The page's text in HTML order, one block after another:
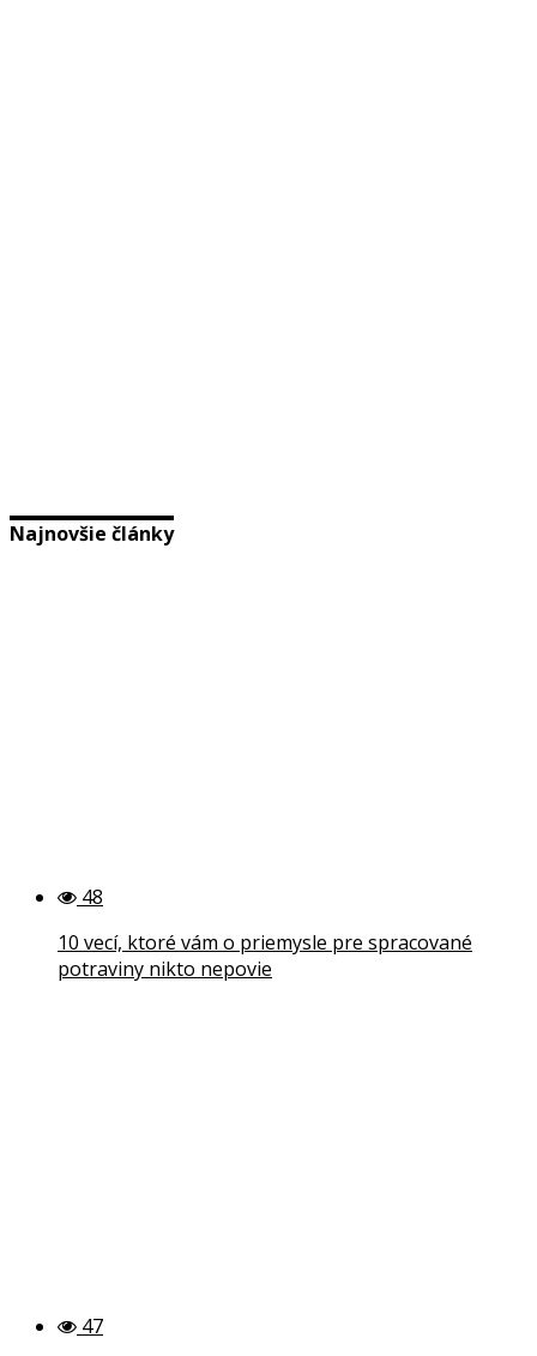
Najnovšie články
48
10 vecí, ktoré vám o priemysle pre spracované
potraviny nikto nepovie
47